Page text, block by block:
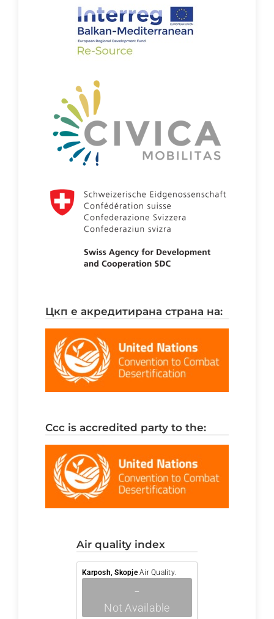
цкп е акредитирана страна на:
ccc is accredited party to the:
air quality index
Karposh, SkopjeAir Quality.
-
Not Available